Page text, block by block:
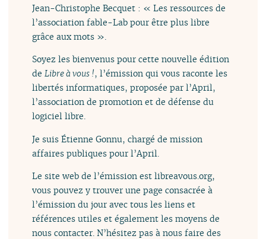
Jean-Christophe Becquet : « Les ressources de
l’association fable-Lab pour être plus libre
grâce aux mots ».
Soyez les bienvenus pour cette nouvelle édition
deLibre à vous !, l’émission qui vous raconte les
libertés informatiques, proposée par l’April,
l’association de promotion et de défense du
logiciel libre.
Je suis Étienne Gonnu, chargé de mission
affaires publiques pour l’April.
Le site web de l’émission est libreavous.org,
vous pouvez y trouver une page consacrée à
l’émission du jour avec tous les liens et
références utiles et également les moyens de
nous contacter. N’hésitez pas à nous faire des